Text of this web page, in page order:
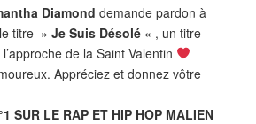
Diamond demande pardon à
titre » Je Suis Désolé « , un titre
de la Saint Valentin
Appréciez et donnez vôtre
SUR LE RAP ET HIP HOP MALIEN